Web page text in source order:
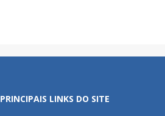
PRINCIPAIS LINKS DO SITE